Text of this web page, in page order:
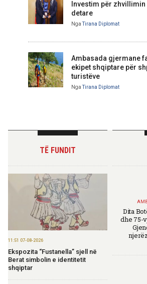
Investim për
detare
NgaTirana Diplomat
Ambasada gjermane
ekipet shqiptare për
turistëve
NgaTirana Diplomat
TË FUNDIT
11:51 07-08-2026
Ekspozita “Fustanella” sjell në
Berat simbolin e identitetit
shqiptar
Dita
dhe 75-